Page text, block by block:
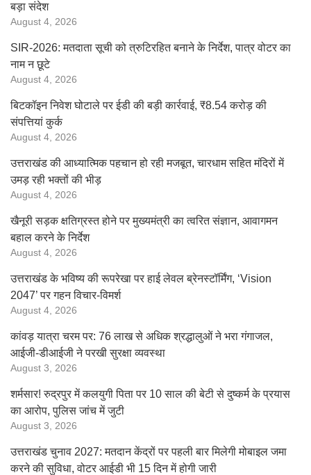
बड़ा संदेश
August 4, 2026
SIR-2026: मतदाता सूची को त्रुटिरहित बनाने के निर्देश, पात्र वोटर का
नाम न छूटे
August 4, 2026
बिटकॉइन निवेश घोटाले पर ईडी की बड़ी कार्रवाई, ₹8.54 करोड़ की
संपत्तियां कुर्क
August 4, 2026
उत्तराखंड की आध्यात्मिक पहचान हो रही मजबूत, चारधाम सहित मंदिरों में
उमड़ रही भक्तों की भीड़
August 4, 2026
खैनूरी सड़क क्षतिग्रस्त होने पर मुख्यमंत्री का त्वरित संज्ञान, आवागमन
बहाल करने के निर्देश
August 4, 2026
उत्तराखंड के भविष्य की रूपरेखा पर हाई लेवल ब्रेनस्टॉर्मिंग, ‘Vision
2047’ पर गहन विचार-विमर्श
August 4, 2026
कांवड़ यात्रा चरम पर: 76 लाख से अधिक श्रद्धालुओं ने भरा गंगाजल,
आईजी-डीआईजी ने परखी सुरक्षा व्यवस्था
August 3, 2026
शर्मसार! रुद्रपुर में कलयुगी पिता पर 10 साल की बेटी से दुष्कर्म के प्रयास
का आरोप, पुलिस जांच में जुटी
August 3, 2026
उत्तराखंड चुनाव 2027: मतदान केंद्रों पर पहली बार मिलेगी मोबाइल जमा
करने की सुविधा, वोटर आईडी भी 15 दिन में होगी जारी